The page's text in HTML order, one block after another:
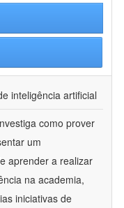
inteligência artificial
como prover
um
aprender a realizar
na academia,
iniciativas de